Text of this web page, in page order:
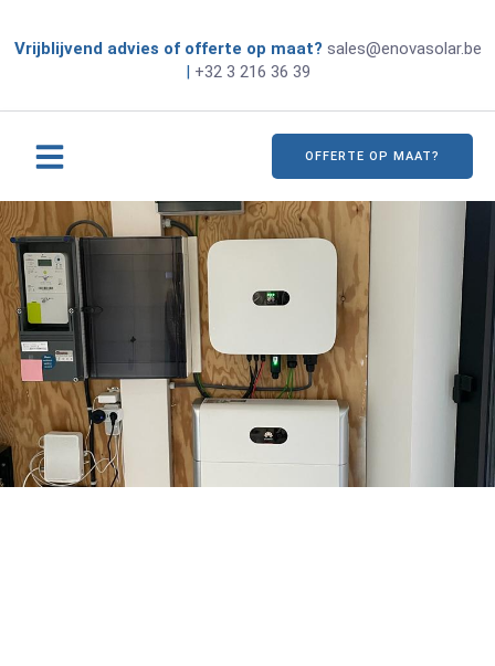
Vrijblijvend advies of offerte op maat? sales@enovasolar.be
| +32 3 216 36 39
OFFERTE OP MAAT?